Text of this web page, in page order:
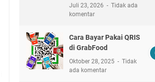
Juli 23, 2026
Tidak ada
komentar
Cara Bayar Pakai QRIS
di GrabFood
Oktober 28, 2025
Tidak
ada komentar